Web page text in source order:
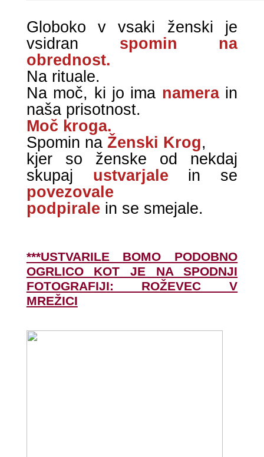
Globoko v vsaki ženski je
vsidran spomin na
obrednost.
Na rituale.
Na moč, ki jo ima namerain
naša prisotnost.
Moč kroga.
Spomin na Ženski Krog,
kjer so ženske od nekdaj
skupaj ustvarjale in se
povezovale
podpirale in se smejale.
***USTVARILE BOMO PODOBNO
OGRLICO KOT JE NA SPODNJI
FOTOGRAFIJI: ROŽEVEC V
MREŽICI